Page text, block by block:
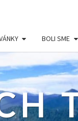
BOLI SME